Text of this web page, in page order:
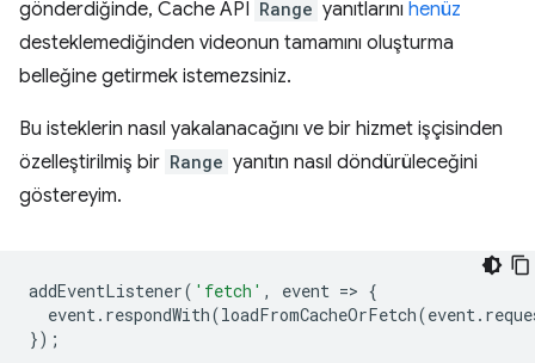
gönderdiğinde, Cache API Range yanıtlarını henüz
desteklemediğinden videonun tamamını oluşturma
belleğine getirmek istemezsiniz.
Bu isteklerin nasıl yakalanacağını ve bir hizmet işçisinden
özelleştirilmiş bir Range yanıtın nasıl döndürüleceğini
göstereyim.
addEventListener( 'fetch' , event => {
event. respondWith(loadFromCacheOrFetch(event.
});